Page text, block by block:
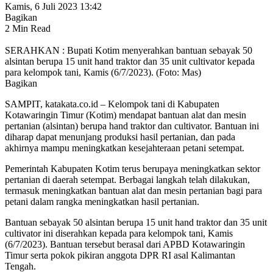
Kamis, 6 Juli 2023 13:42
Bagikan
2 Min Read
SERAHKAN : Bupati Kotim menyerahkan bantuan sebayak 50
alsintan berupa 15 unit hand traktor dan 35 unit cultivator kepada
para kelompok tani, Kamis (6/7/2023). (Foto: Mas)
Bagikan
SAMPIT, katakata.co.id – Kelompok tani di Kabupaten
Kotawaringin Timur (Kotim) mendapat bantuan alat dan mesin
pertanian (alsintan) berupa hand traktor dan cultivator. Bantuan ini
diharap dapat menunjang produksi hasil pertanian, dan pada
akhirnya mampu meningkatkan kesejahteraan petani setempat.
Pemerintah Kabupaten Kotim terus berupaya meningkatkan sektor
pertanian di daerah setempat. Berbagai langkah telah dilakukan,
termasuk meningkatkan bantuan alat dan mesin pertanian bagi para
petani dalam rangka meningkatkan hasil pertanian.
Bantuan sebayak 50 alsintan berupa 15 unit hand traktor dan 35 unit
cultivator ini diserahkan kepada para kelompok tani, Kamis
(6/7/2023). Bantuan tersebut berasal dari APBD Kotawaringin
Timur serta pokok pikiran anggota DPR RI asal Kalimantan
Tengah.